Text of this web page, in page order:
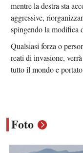
mentre la destra sta
aggressive,
spingendo la modifica
Qualsiasi forza o
reati di invasione,
tutto il mondo e
Foto